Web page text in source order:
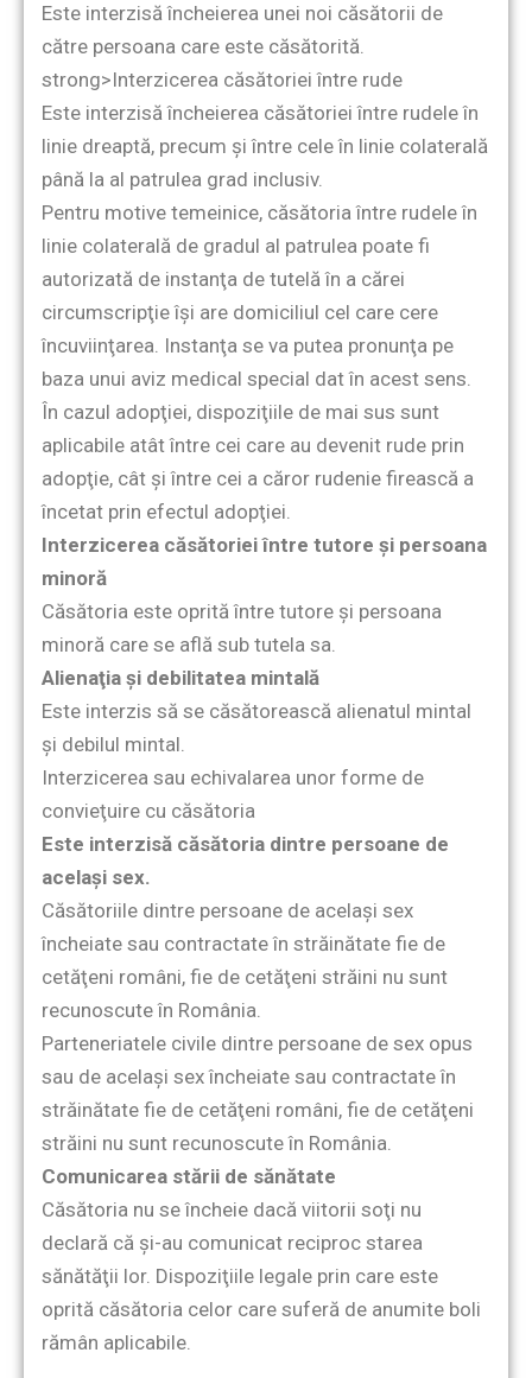
Este interzisă încheierea unei noi căsătorii de
către persoana care este căsătorită.
strong>Interzicerea căsătoriei între rude
Este interzisă încheierea căsătoriei între rudele în
linie dreaptă, precum şi între cele în linie colaterală
până la al patrulea grad inclusiv.
Pentru motive temeinice, căsătoria între rudele în
linie colaterală de gradul al patrulea poate fi
autorizată de instanţa de tutelă în a cărei
circumscripţie îşi are domiciliul cel care cere
încuviinţarea. Instanţa se va putea pronunţa pe
baza unui aviz medical special dat în acest sens.
În cazul adopţiei, dispoziţiile de mai sus sunt
aplicabile atât între cei care au devenit rude prin
adopţie, cât şi între cei a căror rudenie firească a
încetat prin efectul adopţiei.
Interzicerea căsătoriei între tutore şi persoana
minoră
Căsătoria este oprită între tutore şi persoana
minoră care se află sub tutela sa.
Alienaţia şi debilitatea mintală
Este interzis să se căsătorească alienatul mintal
şi debilul mintal.
Interzicerea sau echivalarea unor forme de
convieţuire cu căsătoria
Este interzisă căsătoria dintre persoane de
acelaşi sex.
Căsătoriile dintre persoane de acelaşi sex
încheiate sau contractate în străinătate fie de
cetăţeni români, fie de cetăţeni străini nu sunt
recunoscute în România.
Parteneriatele civile dintre persoane de sex opus
sau de acelaşi sex încheiate sau contractate în
străinătate fie de cetăţeni români, fie de cetăţeni
străini nu sunt recunoscute în România.
Comunicarea stării de sănătate
Căsătoria nu se încheie dacă viitorii soţi nu
declară că şi-au comunicat reciproc starea
sănătăţii lor. Dispoziţiile legale prin care este
oprită căsătoria celor care suferă de anumite boli
rămân aplicabile.